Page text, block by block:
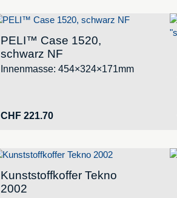
PELI™ Case 1520,
schwarz NF
Innenmasse: 454×324×171mm
CHF221.70
Kunststoffkoffer Tekno
2002